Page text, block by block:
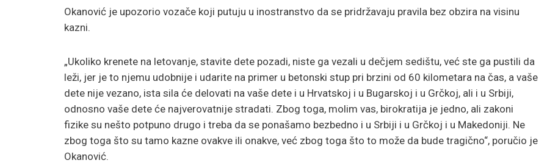
Okanović je upozorio vozače koji putuju u inostranstvo da se pridržavaju pravila bez obzira na visinu
kazni.
„Ukoliko krenete na letovanje, stavite dete pozadi, niste ga vezali u dečjem sedištu, već ste ga pustili da
leži, jer je to njemu udobnije i udarite na primer u betonski stup pri brzini od 60 kilometara na čas, a vaše
dete nije vezano, ista sila će delovati na vaše dete i u Hrvatskoj i u Bugarskoj i u Grčkoj, ali i u Srbiji,
odnosno vaše dete će najverovatnije stradati. Zbog toga, molim vas, birokratija je jedno, ali zakoni
fizike su nešto potpuno drugo i treba da se ponašamo bezbedno i u Srbiji i u Grčkoj i u Makedoniji. Ne
zbog toga što su tamo kazne ovakve ili onakve, već zbog toga što to može da bude tragično“, poručio je
Okanović.